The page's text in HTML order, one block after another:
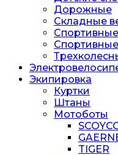
Дорожные
Складные
Спортивные
Экипировка
Куртки
Штаны
Мотоботы
TIGER